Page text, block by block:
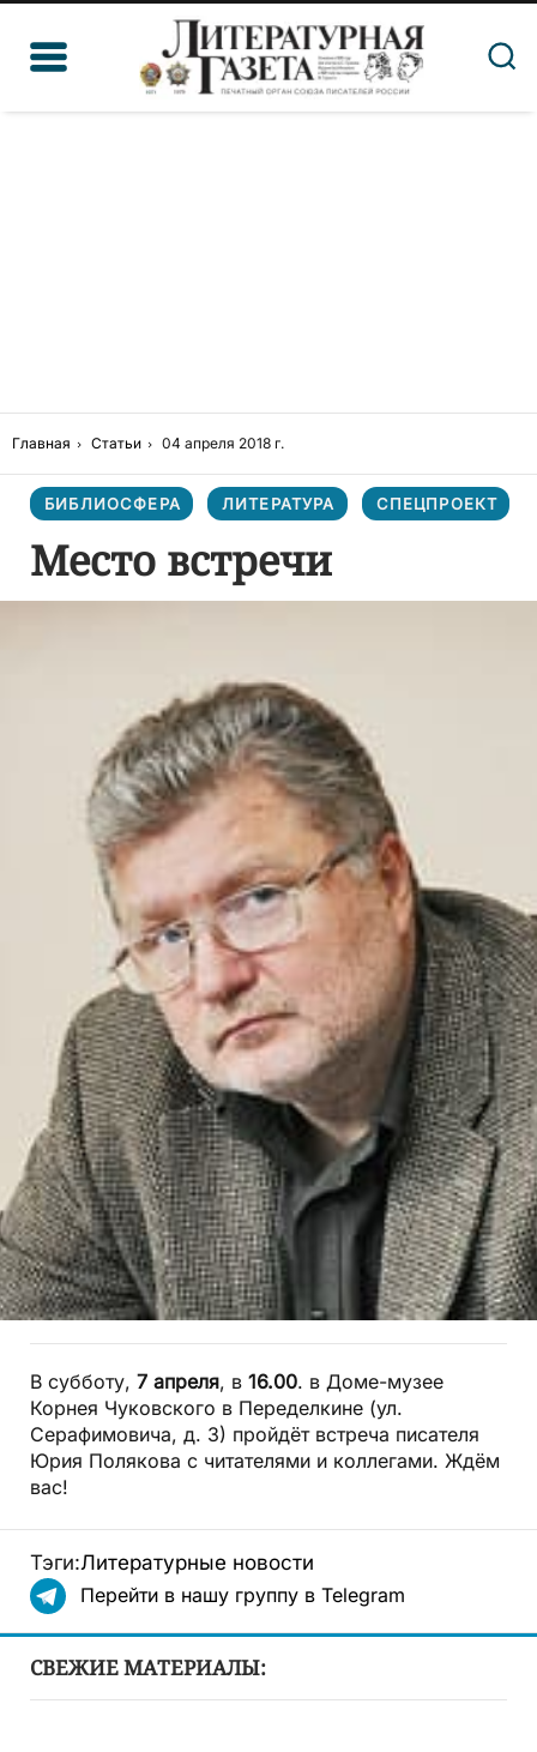
Главная Статьи 04 апреля 2018 г.
БИБЛИОСФЕРА ЛИТЕРАТУРА СПЕЦПРОЕКТ
Место встречи
В субботу, 7 апреля, в 16.00. в Доме-музее
Корнея Чуковского в Переделкине (ул.
Серафимовича, д. 3) пройдёт встреча писателя
Юрия Полякова с читателями и коллегами. Ждём
вас!
Тэги:Литературные новости
Перейти в нашу группу в Telegram
СВЕЖИЕ МАТЕРИАЛЫ: